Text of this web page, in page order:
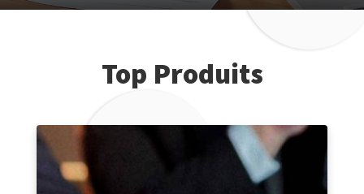
Top Produits